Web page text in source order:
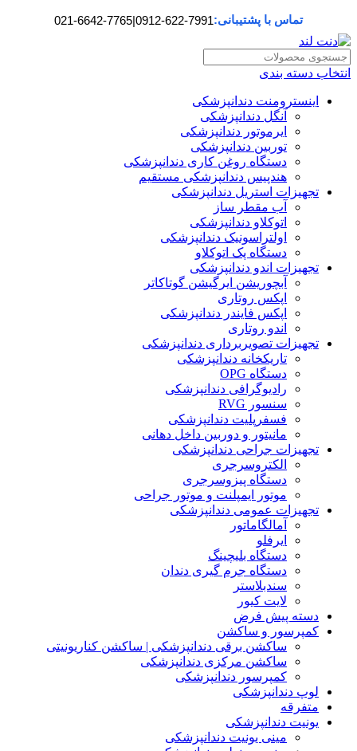
تماس با پشتیبانی:0912-622-7991
|
021-6642-7765
انتخاب دسته بندی
اینسترومنت دندانپزشکی
آنگل دندانپزشکی
ایرموتور دندانپزشکی
توربین دندانپزشکی
دستگاه روغن کاری دندانپزشکی
هندپیس دندانپزشکی مستقیم
تجهیزات استریل دندانپزشکی
آب مقطر ساز
اتوکلاو دندانپزشکی
اولتراسونیک دندانپزشکی
دستگاه پک اتوکلاو
تجهیزات اندو دندانپزشکی
آبچوریشن ایرگیشن گوتاکاتر
اپکس روتاری
اپکس فایندر دندانپزشکی
اندو روتاری
تجهیزات تصویربرداری دندانپزشکی
تاریکخانه دندانپزشکی
دستگاه OPG
رادیوگرافی دندانپزشکی
سنسور RVG
فسفرپلیت دندانپزشکی
مانیتور و دوربین داخل دهانی
تجهیزات جراحی دندانپزشکی
الکتروسرجری
دستگاه پیزوسرجری
موتور ایمپلنت و موتور جراحی
تجهیزات عمومی دندانپزشکی
آمالگاماتور
ایرفلو
دستگاه بلیچینگ
دستگاه جرم گیری دندان
سندبلاستر
لایت کیور
دسته پیش فرض
کمپرسور و ساکشن
ساکشن برقی دندانپزشکی | ساکشن کناریونیتی
ساکشن مرکزی دندانپزشکی
کمپرسور دندانپزشکی
لوپ دندانپزشکی
متفرقه
یونیت دندانپزشکی
مینی یونیت دندانپزشکی